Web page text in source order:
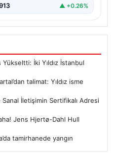
▲ +0.26%
İki Yıldız İstanbul
talimat: Yıldız isme
İletişimin Sertifikalı Adresi
Jens Hjertø-Dahl Hull
tamirhanede yangın